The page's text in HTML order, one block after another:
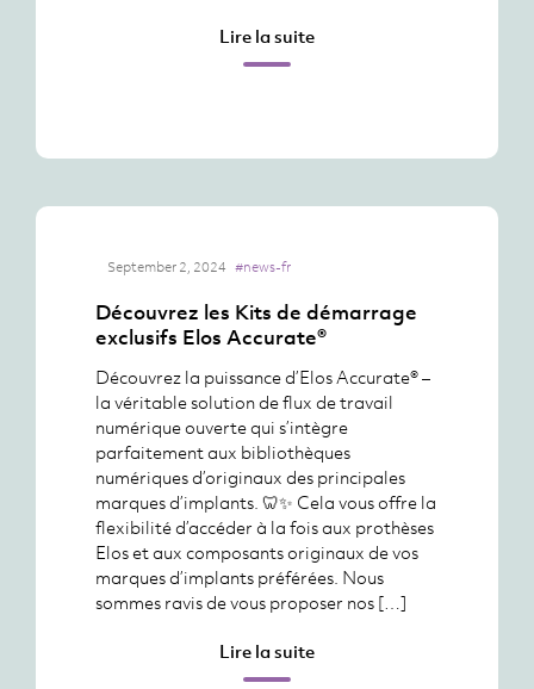
Lire la suite
September 2, 2024 #news-fr
Découvrez les Kits de démarrage
exclusifs Elos Accurate®
Découvrez la puissance d’Elos Accurate® –
la véritable solution de flux de travail
numérique ouverte qui s’intègre
parfaitement aux bibliothèques
numériques d’originaux des principales
marques d’implants. 🦷✨ Cela vous offre la
flexibilité d’accéder à la fois aux prothèses
Elos et aux composants originaux de vos
marques d’implants préférées. Nous
sommes ravis de vous proposer nos […]
Lire la suite